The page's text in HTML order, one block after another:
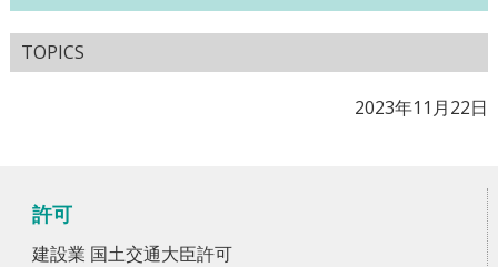
TOPICS
2023年11月22日
許可
建設業 国土交通大臣許可